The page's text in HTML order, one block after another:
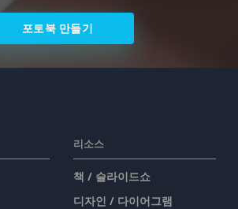
포토북 만들기
리소스
책 / 슬라이드쇼
디자인 / 다이어그램